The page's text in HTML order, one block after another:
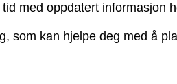
med oppdatert informasjon
som kan hjelpe deg med å